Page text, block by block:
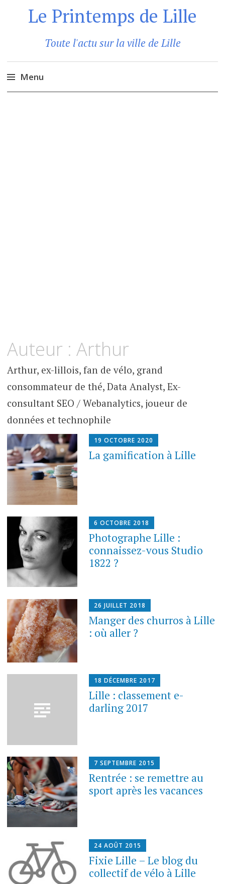
Le Printemps de Lille
Toute l'actu sur la ville de Lille
Menu
Auteur : Arthur
Arthur, ex-lillois, fan de vélo, grand
consommateur de thé, Data Analyst, Ex-
consultant SEO / Webanalytics, joueur de
données et technophile
19 OCTOBRE 2020
La gamification à Lille
6 OCTOBRE 2018
Photographe Lille :
connaissez-vous Studio
1822 ?
26 JUILLET 2018
Manger des churros à Lille
: où aller ?
18 DÉCEMBRE 2017
Lille : classement e-
darling 2017
7 SEPTEMBRE 2015
Rentrée : se remettre au
sport après les vacances
24 AOÛT 2015
Fixie Lille – Le blog du
collectif de vélo à Lille